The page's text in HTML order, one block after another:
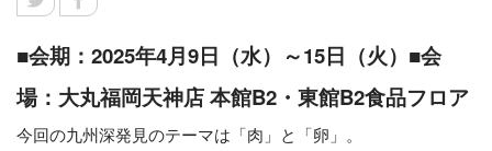
■会期：2025年4月9日（水）～15日（火）■会
場：大丸福岡天神店 本館B2・東館B2食品フロア
今回の九州深発見のテーマは「肉」と「卵」。